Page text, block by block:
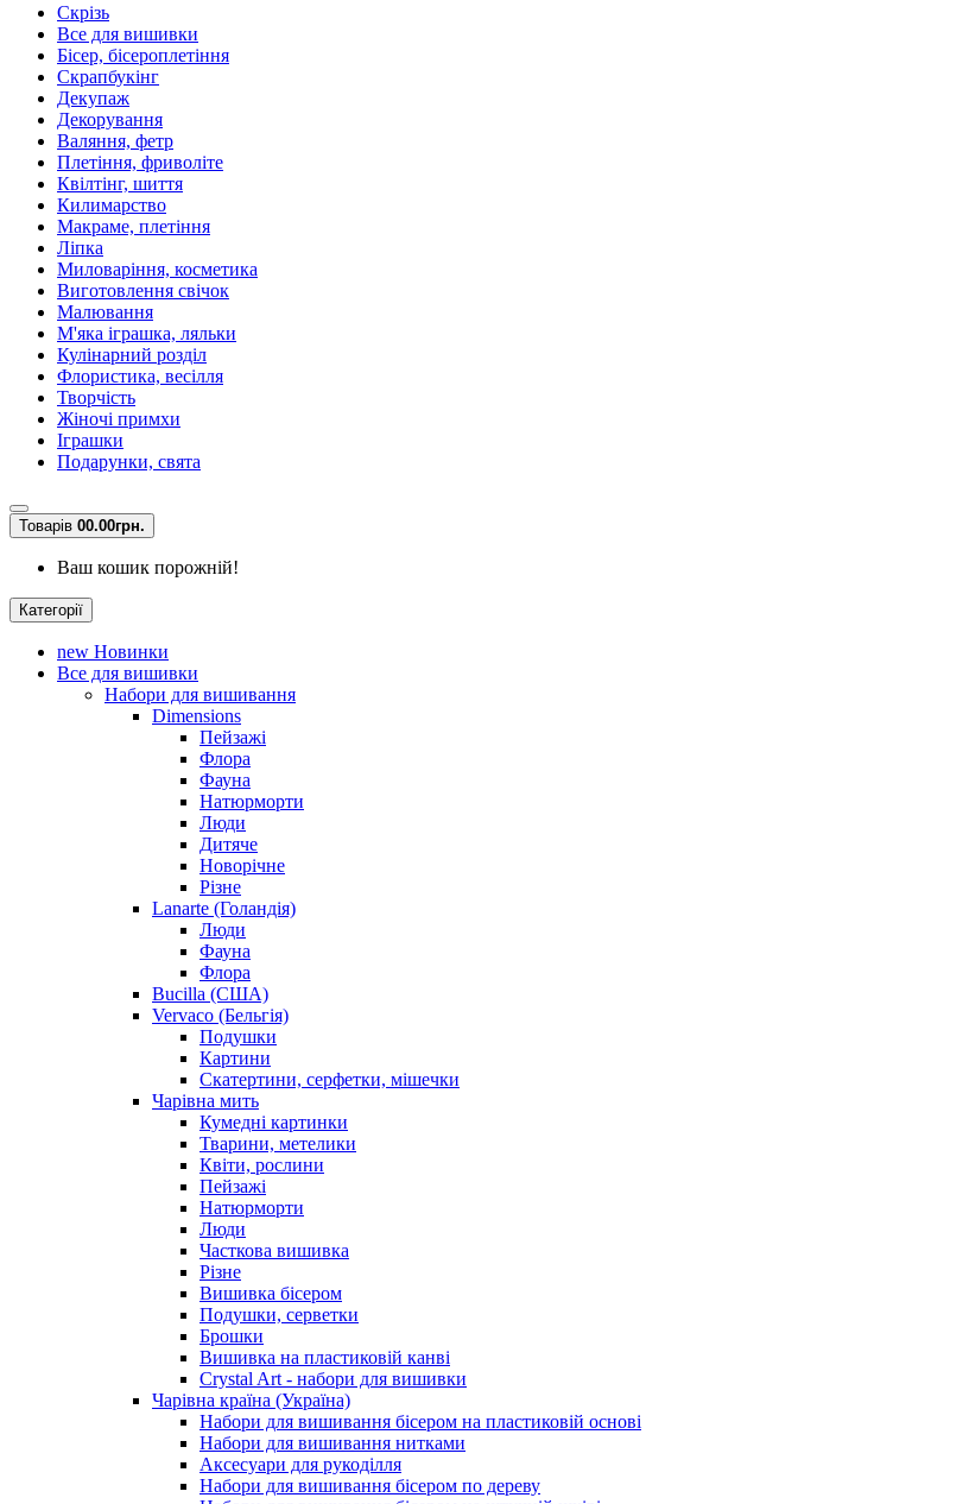
Скрізь
Все для вишивки
Бісер, бісероплетіння
Скрапбукінг
Декупаж
Декорування
Валяння, фетр
Плетіння, фриволіте
Квілтінг, шиття
Килимарство
Макраме, плетіння
Ліпка
Миловаріння, косметика
Виготовлення свічок
Малювання
М'яка іграшка, ляльки
Кулінарний розділ
Флористика, весілля
Творчість
Жіночі примхи
Іграшки
Подарунки, свята
Товарів 00.00грн.
Ваш кошик порожній!
Категорії
new Новинки
Все для вишивки
Набори для вишивання
Dimensions
Пейзажі
Флора
Фауна
Натюрморти
Люди
Дитяче
Новорічне
Різне
Lanarte (Голандія)
Люди
Фауна
Флора
Bucilla (США)
Vervaco (Бельгія)
Подушки
Картини
Скатертини, серфетки, мішечки
Чарiвна мить
Кумедні картинки
Тварини, метелики
Квіти, рослини
Пейзажі
Натюрморти
Люди
Часткова вишивка
Різне
Вишивка бісером
Подушки, серветки
Брошки
Вишивка на пластиковій канві
Crystal Art - набори для вишивки
Чарівна країна (Україна)
Набори для вишивання бісером на пластиковій основі
Набори для вишивання нитками
Аксесуари для рукоділля
Набори для вишивання бісером по дереву